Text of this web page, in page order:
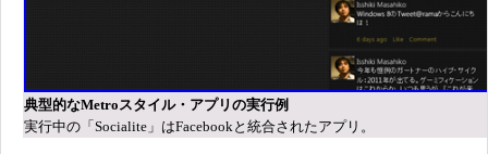
典型的なMetroスタイル・アプリの実行例
実行中の「Socialite」はFacebookと統合されたアプリ。